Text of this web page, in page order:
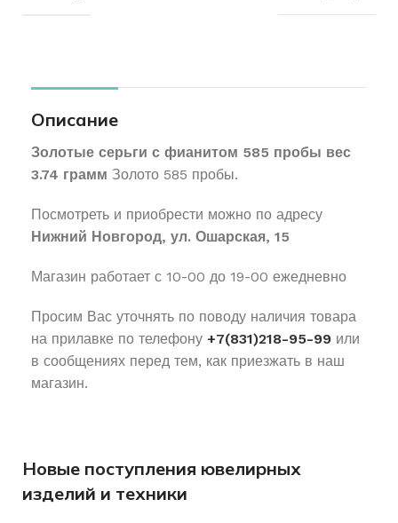
Описание
Золотые серьги с фианитом 585 пробы вес
3.74 грамм Золото 585 пробы.
Посмотреть и приобрести можно по адресу
Нижний Новгород, ул. Ошарская, 15
Магазин работает с 10-00 до 19-00 ежедневно
Просим Вас уточнять по поводу наличия товара
на прилавке по телефону +7(831)218-95-99 или
в сообщениях перед тем, как приезжать в наш
магазин.
Новые поступления ювелирных
изделий и техники